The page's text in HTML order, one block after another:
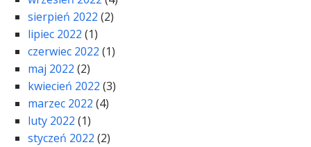
sierpień 2022 (2)
lipiec 2022 (1)
czerwiec 2022 (1)
maj 2022 (2)
kwiecień 2022 (3)
marzec 2022 (4)
luty 2022 (1)
styczeń 2022 (2)